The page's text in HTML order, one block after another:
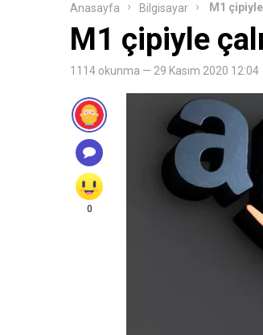
Anasayfa Bilgisayar M1
M1 çipiyle
1114 okunma — 29 Kasım 2020 12:04
0